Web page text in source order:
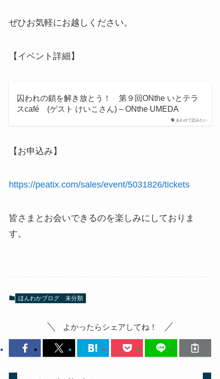
ぜひお気軽にお越しください。
【イベント詳細】
あわせて読みたい
囚われの鎖を解き放とう！ 第９回ONthe いとテラ
スcafé (ゲスト けいこさん) – ONthe UMEDA
【お申込み】
https://peatix.com/sales/event/5031826/tickets
皆さまとお会いできるのを楽しみにしておりま
す。
ほんわかブログ 未分類
よかったらシェアしてね！